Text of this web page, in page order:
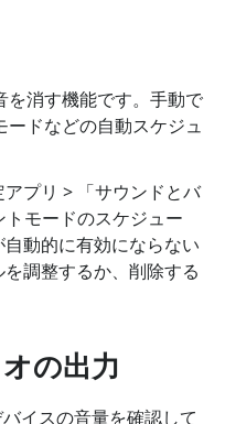
を消す機能です。手動で
ドなどの自動スケジュ
プリ > 「サウンドとバ
モードのスケジュー
動的に有効にならない
調整するか、削除する
の出力
イスの音量を確認して